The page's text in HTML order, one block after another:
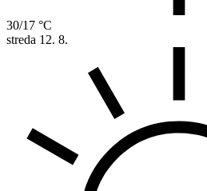
30/17 °C
streda 12. 8.